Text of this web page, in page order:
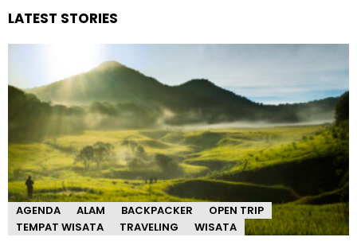
LATEST STORIES
AGENDA ALAM BACKPACKER
OPEN TRIP
TEMPAT WISATA
TRAVELING WISATA